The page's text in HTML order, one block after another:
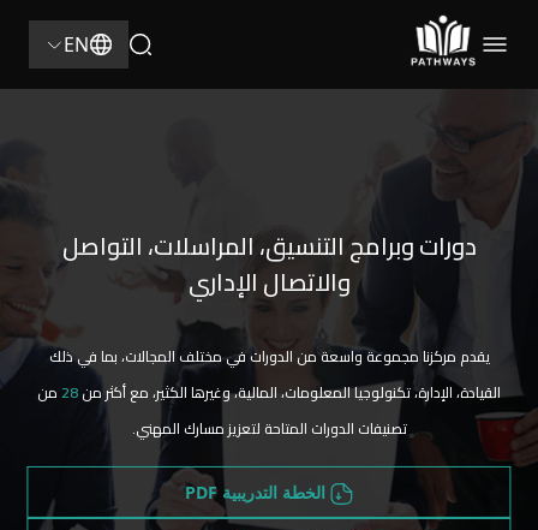
EN
دورات وبرامج التنسيق، المراسلات، التواصل
والاتصال الإداري
يقدم مركزنا مجموعة واسعة من الدورات في مختلف المجالات، بما في ذلك
القيادة، الإدارة، تكنولوجيا المعلومات، المالية، وغيرها الكثير، مع أكثر من28من
تصنيفات الدورات المتاحة لتعزيز مسارك المهني.
الخطة التدريبية PDF